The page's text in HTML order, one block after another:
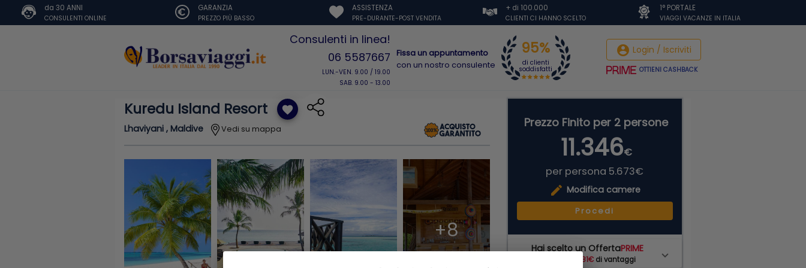
da 30 ANNI
CONSULENTI ONLINE
GARANZIA
PREZZO PIÙ BASSO
ASSISTENZA
PRE-DURANTE-POST VENDITA
+ di 100.000
CLIENTI CI HANNO SCELTO
1° PORTALE
VIAGGI VACANZE IN ITALIA
Consulenti in linea!
06 5587667
LUN.-VEN. 9.00 / 19.00
SAB. 9.00 - 13.00
Fissa un appuntamento
con un nostro consulente
account_circle Login / Iscriviti
OTTIENI CASHBACK
95%
di clienti
soddisfatti
Kuredu Island Resort favorite
Lhaviyani , Maldive Vedi su mappa
+8
Prezzo Finito per 2 persone
11.346€
per persona 5.673€
edit Modifica camere
Procedi
Hai scelto un OffertaPRIME
681€di vantaggi